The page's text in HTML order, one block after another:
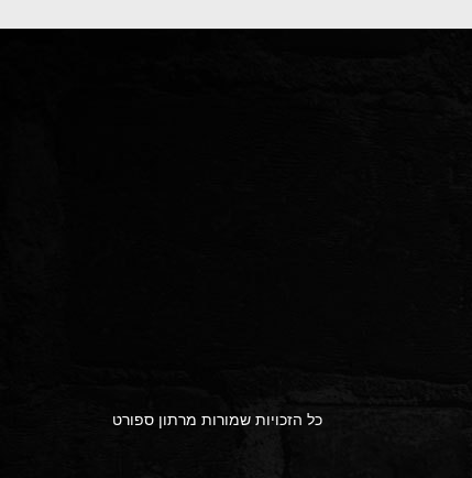
כל הזכויות שמורות מרתון ספורט